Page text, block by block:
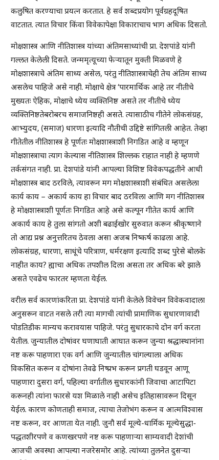
कलुषित करण्याचा प्रयत्न करतात. हे सर्व शब्दप्रयोग पूर्वग्रहदूषित
वाटतात. त्यात विचार किंवा विवेकापेक्षा विकाराचाच भाग अधिक दिसतो.
मोक्षशास्त्र आणि नीतिशास्त्र यांच्या अंतिमसाध्यांची प्रा. देशपांडे यांनी
गल्लत केलेली दिसते. जन्ममृत्यूच्या फेऱ्यातून मुक्ती मिळवणे हे
मोक्षशास्त्राचे अंतिम साध्य असेल, परंतु नीतिशास्त्राचेही तेच अंतिम साध्य
असलेच पाहिजे असे नाही. मोक्षाचे क्षेत्र ‘पारमार्थिक आहे तर नीतीचे
मुख्यतः ऐहिक, मोक्षाचे ध्येय व्यक्तिनिष्ठ असते तर नीतीचे ध्येय
व्यक्तिनिष्ठतेबरोबरच समाजनिष्ठही असते. त्यासाठीच गीतेने लोकसंग्रह,
आभ्युदय, (समाज) धारणा इत्यादि नौतीची उद्दिष्टे सांगितली आहेत. तेव्हा
गीतेतील नीतिशास्त्र हे पूर्णतः मोक्षशास्त्राशी निगडित आहे व म्हणून
मोक्षशास्त्राचा त्याग केल्यास नीतिशास्त्र शिल्लक राहात नाही हे म्हणणे
तर्कसंगत नाही. प्रा. देशपांडे यांनी आपल्या विशिष्ट विवेकपद्धतीने आधी
मोक्षशास्त्र बाद ठरविले, त्यावरून मग मोक्षशास्त्राशी संबंधित असलेला
कार्य काय – अकार्य काय हा विचार बाद ठरविला आणि मग नीतिशास्त्र
हे मोक्षशास्त्राशी पूर्णतः निगडित आहे असे कल्पून गीतेत कार्य आणि
अकार्य काय हे तुला सांगतो अशी बढाईखोर सुरुवात करून श्रीकृष्णाने
तो आद्य प्रश्न अनुत्तरितच ठेवला असा अजब निष्कर्ष काढला आहे.
लोकसंग्रह, धारणा, साधूंचे परित्राण, धर्मरक्षण इत्यादि शब्द पुरेसे बोलके
नाहीत काय? ह्याचा अधिक तपशील दिला असता तर अधिक बरे झाले
असते एवढेच फारतर म्हणता येईल.
वरील सर्व कारणांकरिता प्रा. देशपांडे यांनी केलेले विवेचन विवेकवादाला
अनुसरून वाटत नसले तरी त्या मागची त्यांची प्रामाणिक सुधारणावादी
पोडतिडीक मान्यच करावयास पाहिजे. परंतु सुधारकाचे दोन वर्ग करता
येतील. जुन्यातील दोषांवर घणाघाती आघात करून जुन्या श्रद्धास्थानांना
नष्ट करू पाहणारा एक वर्ग आणि जुन्यातील चांगल्याला अधिक
विकसित करून व दोषांना तेवढे निष्प्रभ करून प्रगती घडवून आणू
पाहणारा दुसरा वर्ग, पहिल्या वर्गातील सुधारकांनी जिवाचा आटापिटा
करूनही त्यांना फारसे यश मिळाले नाही असेच इतिहासावरून दिसून
येईल. कारण कोणताही समाज, त्याचा तेजोभंग करून व आत्मविश्वास
नष्ट करून, वर आणता येत नाही. जुनौ सर्व मूल्ये-धार्मिक मूल्येसुद्धा-
पद्धतशीरपणे व कणखरपणे नष्ट करू पाहणाऱ्या साम्यवादी देशांची
आजची अवस्था आपल्या नजरेसमोर आहे. त्यांच्या तुलनेत दुसऱ्या